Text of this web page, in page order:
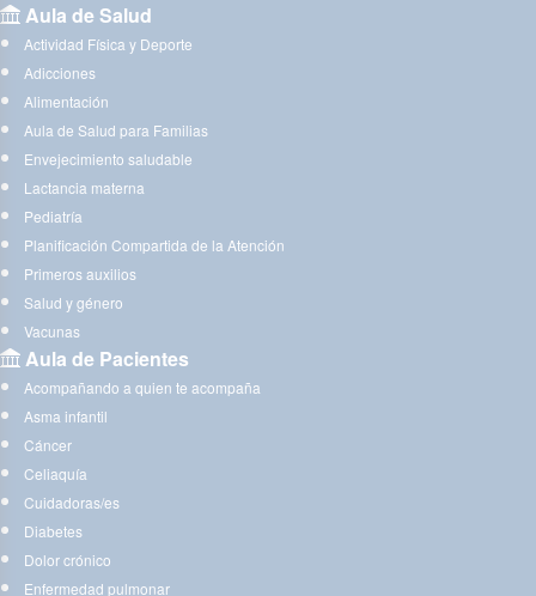
Aula de Salud
Actividad Física y Deporte
Adicciones
Alimentación
Aula de Salud para Familias
Envejecimiento saludable
Lactancia materna
Pediatría
Planificación Compartida de la Atención
Primeros auxilios
Salud y género
Vacunas
Aula de Pacientes
Acompañando a quien te acompaña
Asma infantil
Cáncer
Celiaquía
Cuidadoras/es
Diabetes
Dolor crónico
Enfermedad pulmonar